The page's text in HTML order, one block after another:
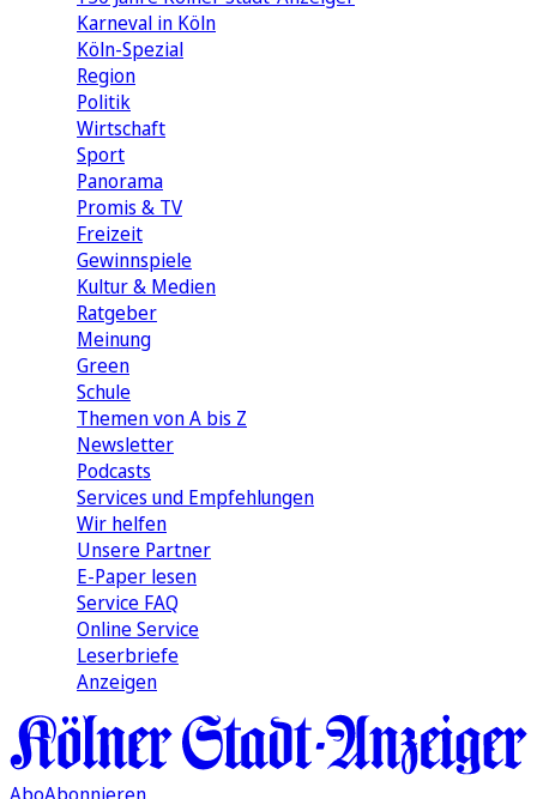
Karneval in Köln
Köln-Spezial
Region
Politik
Wirtschaft
Sport
Panorama
Promis & TV
Freizeit
Gewinnspiele
Kultur & Medien
Ratgeber
Meinung
Green
Schule
Themen von A bis Z
Newsletter
Podcasts
Services und Empfehlungen
Wir helfen
Unsere Partner
E-Paper lesen
Service FAQ
Online Service
Leserbriefe
Anzeigen